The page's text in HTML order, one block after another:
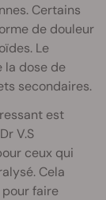
Certains
de douleur
Le
la dose de
secondaires.
est
V.S
ceux qui
Cela
faire